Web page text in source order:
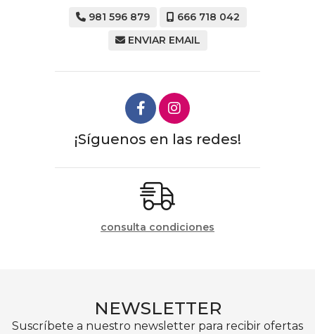
981 596 879
666 718 042
ENVIAR EMAIL
¡Síguenos en las redes!
consulta condiciones
NEWSLETTER
Suscríbete a nuestro newsletter para recibir ofertas